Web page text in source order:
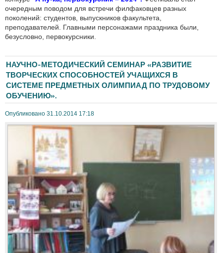
очередным поводом для встречи филфаковцев разных
поколений: студентов, выпускников факультета,
преподавателей. Главными персонажами праздника были,
безусловно, первокурсники.
НАУЧНО-МЕТОДИЧЕСКИЙ СЕМИНАР «РАЗВИТИЕ
ТВОРЧЕСКИХ СПОСОБНОСТЕЙ УЧАЩИХСЯ В
СИСТЕМЕ ПРЕДМЕТНЫХ ОЛИМПИАД ПО ТРУДОВОМУ
ОБУЧЕНИЮ».
Опубликовано 31.10.2014 17:18